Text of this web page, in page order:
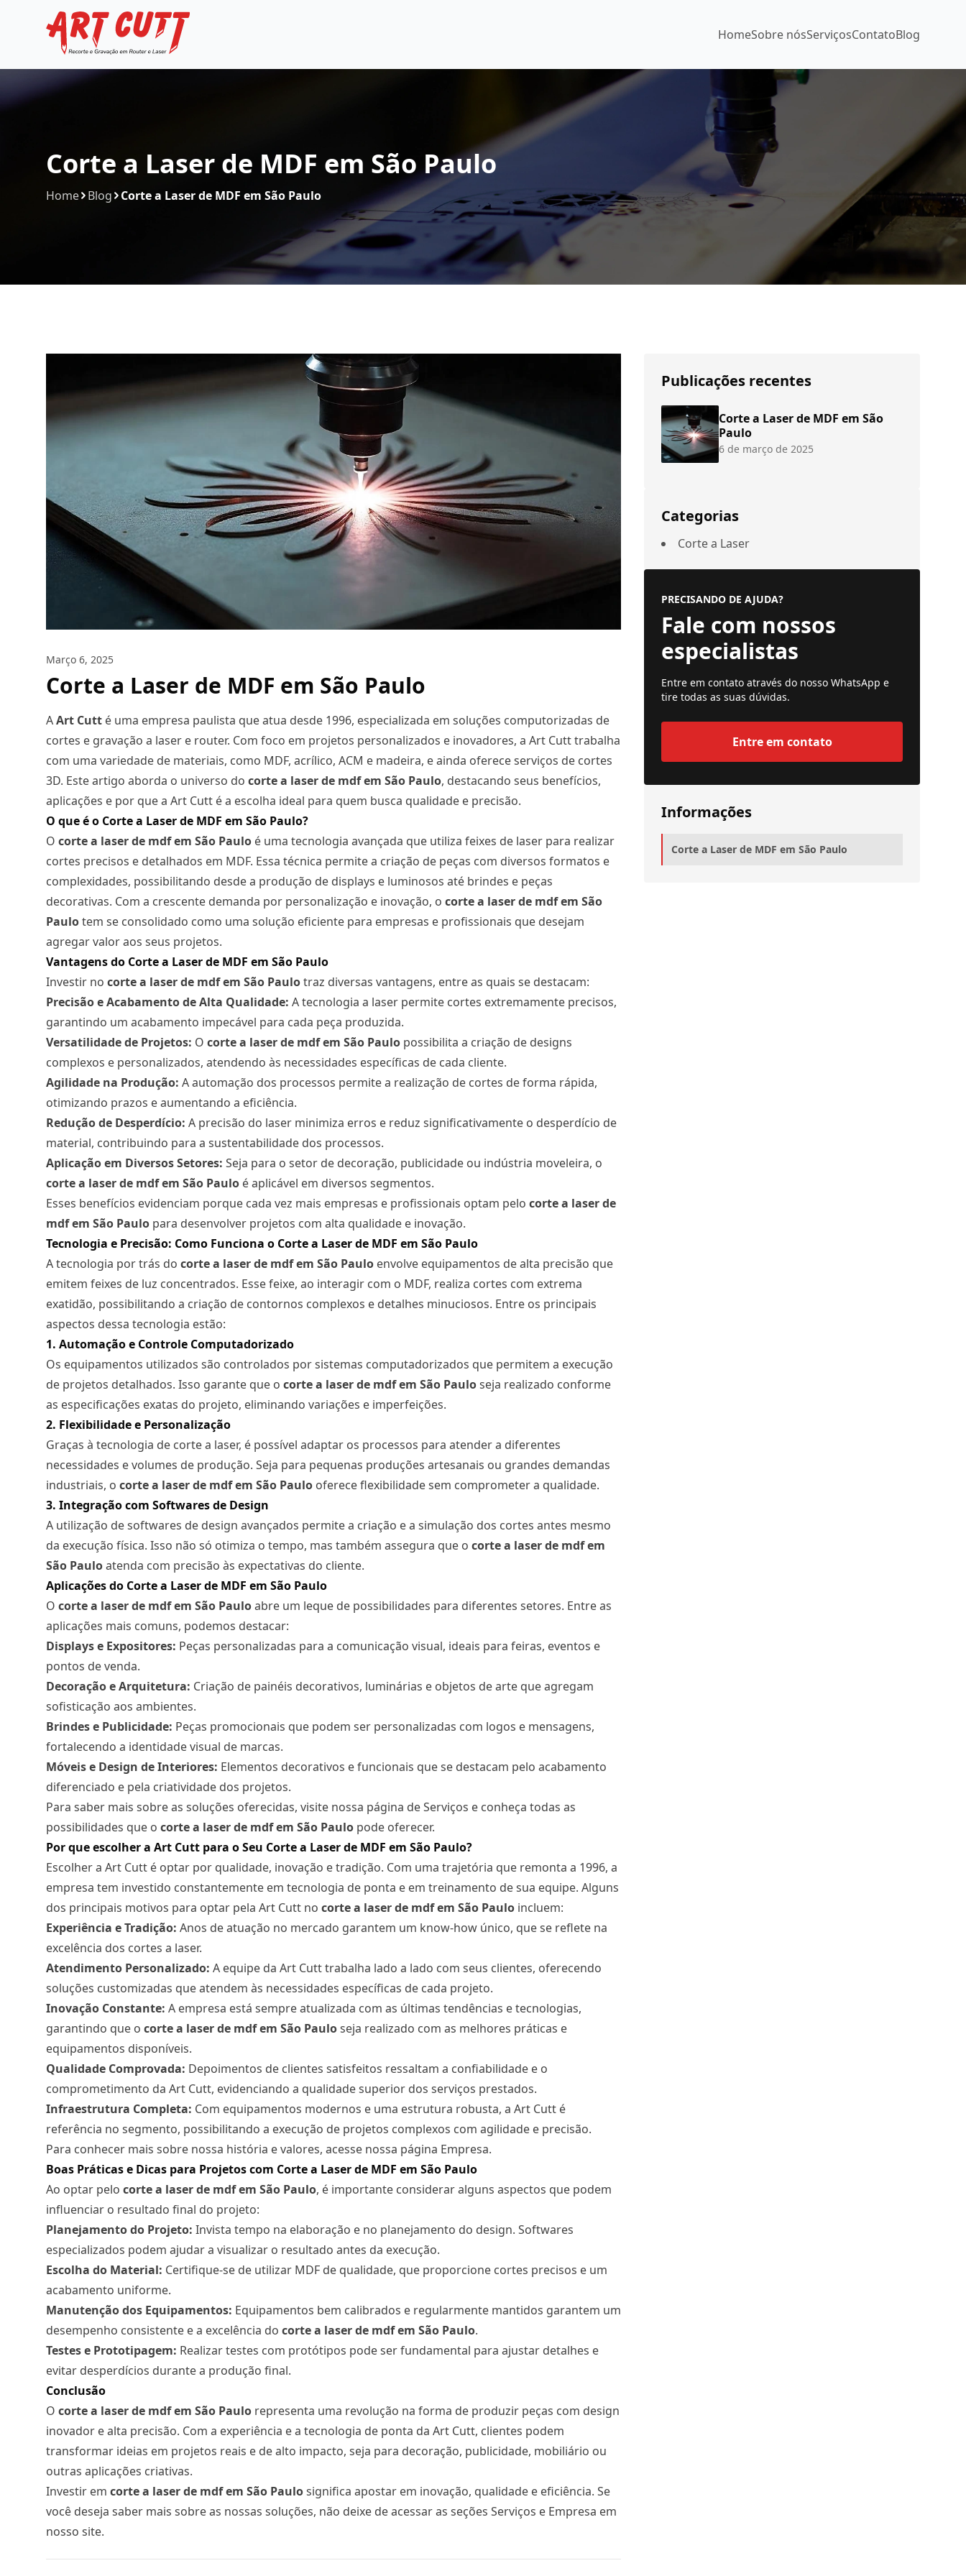
HomeSobre nósServiçosContatoBlog
Corte a Laser de MDF em São Paulo
Home Blog Corte a Laser de MDF em São Paulo
Março 6, 2025
Corte a Laser de MDF em São Paulo
AArt Cutt é uma empresa paulista que atua desde 1996, especializada em soluções computorizadas de
cortes e gravação a laser e router. Com foco em projetos personalizados e inovadores, a Art Cutt trabalha
com uma variedade de materiais, como MDF, acrílico, ACM e madeira, e ainda oferece serviços de cortes
3D. Este artigo aborda o universo do corte a laserde mdf em São Paulo, destacando seus benefícios,
aplicações e por que a Art Cutt é a escolha ideal para quem busca qualidade e precisão.
O que é o Corte a Laser de MDF em São Paulo?
O corte a laserde mdf em São Paulo é uma tecnologia avançada que utiliza feixes de laser para realizar
cortes precisos e detalhados em MDF. Essa técnica permite a criação de peças com diversos formatos e
complexidades, possibilitando desde a produção de displays e luminosos até brindes e peças
decorativas. Com a crescente demanda por personalização e inovação, o corte a laser de mdfem São
Paulotem se consolidado como uma solução eficiente para empresas e profissionais que desejam
agregar valor aos seus projetos.
Vantagens do Corte a Laser de MDF em São Paulo
Investir no corte a laserde mdf em São Paulotraz diversas vantagens, entre as quais se destacam:
Precisão e Acabamento de Alta Qualidade: A tecnologia a laser permite cortes extremamente precisos,
garantindo um acabamento impecável para cada peça produzida.
Versatilidade de Projetos: O corte a laserde mdf em São Paulo possibilita a criação de designs
complexos e personalizados, atendendo às necessidades específicas de cada cliente.
Agilidade na Produção: A automação dos processos permite a realização de cortes de forma rápida,
otimizando prazos e aumentando a eficiência.
Redução de Desperdício: A precisão do laser minimiza erros e reduz significativamente o desperdício de
material, contribuindo para a sustentabilidade dos processos.
Aplicação em Diversos Setores: Seja para o setor de decoração, publicidade ou indústria moveleira, o
corte a laserde mdf em São Paulo é aplicável em diversos segmentos.
Esses benefícios evidenciam porque cada vez mais empresas e profissionais optam pelo corte a laserde
mdf em São Paulo para desenvolver projetos com alta qualidade e inovação.
Tecnologia e Precisão: Como Funciona o Corte a Laser de MDF em São Paulo
A tecnologia por trás do corte a laserde mdf em São Paulo envolve equipamentos de alta precisão que
emitem feixes de luz concentrados. Esse feixe, ao interagir com o MDF, realiza cortes com extrema
exatidão, possibilitando a criação de contornos complexos e detalhes minuciosos. Entre os principais
aspectos dessa tecnologia estão:
1. Automação e Controle Computadorizado
Os equipamentos utilizados são controlados por sistemas computadorizados que permitem a execução
de projetos detalhados. Isso garante que o corte a laserde mdf em São Pauloseja realizado conforme
as especificações exatas do projeto, eliminando variações e imperfeições.
2. Flexibilidade e Personalização
Graças à tecnologia de corte a laser, é possível adaptar os processos para atender a diferentes
necessidades e volumes de produção. Seja para pequenas produções artesanais ou grandes demandas
industriais, o corte a laserde mdf em São Paulo oferece flexibilidade sem comprometer a qualidade.
3. Integração com Softwares de Design
A utilização de softwares de design avançados permite a criação e a simulação dos cortes antes mesmo
da execução física. Isso não só otimiza o tempo, mas também assegura que o corte a laserde mdf em
São Pauloatenda com precisão às expectativas do cliente.
Aplicações do Corte a Laser de MDF em São Paulo
O corte a laserde mdf em São Pauloabre um leque de possibilidades para diferentes setores. Entre as
aplicações mais comuns, podemos destacar:
Displays e Expositores: Peças personalizadas para a comunicação visual, ideais para feiras, eventos e
pontos de venda.
Decoração e Arquitetura: Criação de painéis decorativos, luminárias e objetos de arte que agregam
sofisticação aos ambientes.
Brindes e Publicidade: Peças promocionais que podem ser personalizadas com logos e mensagens,
fortalecendo a identidade visual de marcas.
Móveis e Design de Interiores: Elementos decorativos e funcionais que se destacam pelo acabamento
diferenciado e pela criatividade dos projetos.
Para saber mais sobre as soluções oferecidas, visite nossa página de Serviços e conheça todas as
possibilidades que o corte a laserde mdf em São Paulo pode oferecer.
Por que escolher a Art Cutt para o Seu Corte a Laser de MDF em São Paulo?
Escolher a Art Cutt é optar por qualidade, inovação e tradição. Com uma trajetória que remonta a 1996, a
empresa tem investido constantemente em tecnologia de ponta e em treinamento de sua equipe. Alguns
dos principais motivos para optar pela Art Cutt no corte a laserde mdf em São Paulo incluem:
Experiência e Tradição: Anos de atuação no mercado garantem um know-how único, que se reflete na
excelência dos cortes a laser.
Atendimento Personalizado: A equipe da Art Cutt trabalha lado a lado com seus clientes, oferecendo
soluções customizadas que atendem às necessidades específicas de cada projeto.
Inovação Constante: A empresa está sempre atualizada com as últimas tendências e tecnologias,
garantindo que o corte a laser de mdf em São Pauloseja realizado com as melhores práticas e
equipamentos disponíveis.
Qualidade Comprovada: Depoimentos de clientes satisfeitos ressaltam a confiabilidade e o
comprometimento da Art Cutt, evidenciando a qualidade superior dos serviços prestados.
Infraestrutura Completa: Com equipamentos modernos e uma estrutura robusta, a Art Cutt é
referência no segmento, possibilitando a execução de projetos complexos com agilidade e precisão.
Para conhecer mais sobre nossa história e valores, acesse nossa página Empresa.
Boas Práticas e Dicas para Projetos com Corte a Laser de MDF em São Paulo
Ao optar pelo corte a laserde mdf em São Paulo, é importante considerar alguns aspectos que podem
influenciar o resultado final do projeto:
Planejamento do Projeto: Invista tempo na elaboração e no planejamento do design. Softwares
especializados podem ajudar a visualizar o resultado antes da execução.
Escolha do Material: Certifique-se de utilizar MDF de qualidade, que proporcione cortes precisos e um
acabamento uniforme.
Manutenção dos Equipamentos: Equipamentos bem calibrados e regularmente mantidos garantem um
desempenho consistente e a excelência do corte a laserde mdf em São Paulo.
Testes e Prototipagem: Realizar testes com protótipos pode ser fundamental para ajustar detalhes e
evitar desperdícios durante a produção final.
Conclusão
O corte a laserde mdf em São Paulo representa uma revolução na forma de produzir peças com design
inovador e alta precisão. Com a experiência e a tecnologia de ponta da Art Cutt, clientes podem
transformar ideias em projetos reais e de alto impacto, seja para decoração, publicidade, mobiliário ou
outras aplicações criativas.
Investir em corte a laserde mdf em São Paulosignifica apostar em inovação, qualidade e eficiência. Se
você deseja saber mais sobre as nossas soluções, não deixe de acessar as seções Serviços e Empresa em
nosso site.
Publicações recentes
Corte a Laser de MDF em São
Paulo
6 de março de 2025
Categorias
Corte a Laser
PRECISANDO DE AJUDA?
Fale com nossos
especialistas
Entre em contato através do nosso WhatsApp e
tire todas as suas dúvidas.
Entre em contato
Informações
Corte a Laser de MDF em São Paulo